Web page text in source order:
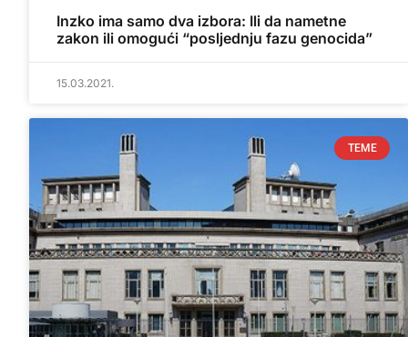
Inzko ima samo dva izbora: Ili da nametne
zakon ili omogući “posljednju fazu genocida”
15.03.2021.
TEME